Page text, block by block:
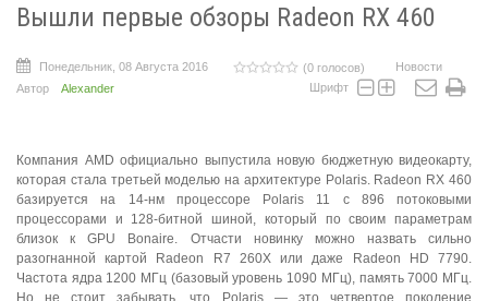
Вышли первые обзоры Radeon RX 460
Понедельник, 08 Августа 2016 (0 голосов)
Новости
Автор
Alexander Шрифт
Компания AMD официально выпустила новую бюджетную видеокарту,
которая стала третьей моделью на архитектуре Polaris. Radeon RX 460
базируется на 14-нм процессоре Polaris 11 с 896 потоковыми
процессорами и 128-битной шиной, который по своим параметрам
близок к GPU Bonaire. Отчасти новинку можно назвать сильно
разогнанной картой Radeon R7 260X или даже Radeon HD 7790.
Частота ядра 1200 МГц (базовый уровень 1090 МГц), память 7000 МГц.
Но не стоит забывать, что Polaris — это четвертое поколение